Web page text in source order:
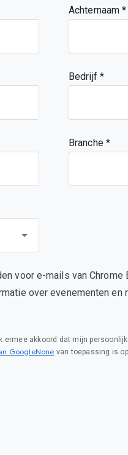
Achternaam
Bedrijf
Branche *
voor e-mails van Chrome
over evenementen en
ermee akkoord dat mijn
GoogleNone van toepassing is